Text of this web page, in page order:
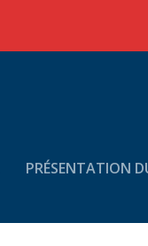
PRÉSENTATION